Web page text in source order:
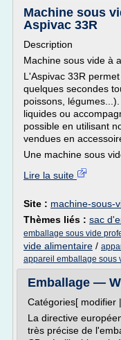
Machine sous
Aspivac 33R
Description
Machine sous vide à
L'Aspivac 33R
quelques secondes
poissons,
liquides ou
possible en utilisant
vendues en
Une machine sous
Lire la suite
Site : machine-sous-
Thèmes liés : sac
emballage sous vide
vide alimentaire /
appareil emballage sous
Emballage —
Catégories[ modifier
La directive
très précise de